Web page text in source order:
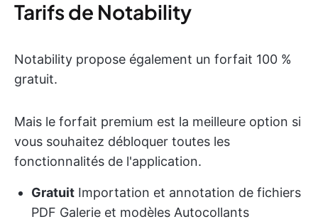
Tarifs de Notability
Notability propose également un forfait 100 %
gratuit.
Mais le forfait premium est la meilleure option si
vous souhaitez débloquer toutes les
fonctionnalités de l'application.
Gratuit Importation et annotation de fichiers
PDF Galerie et modèles Autocollants